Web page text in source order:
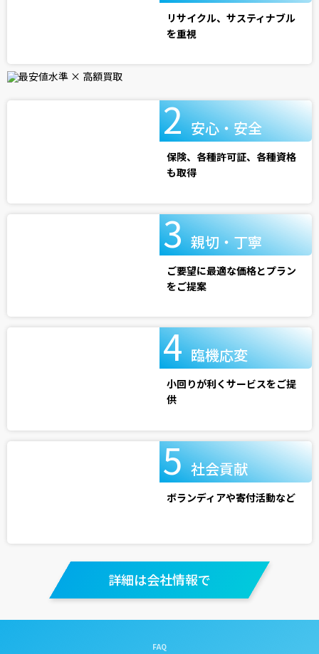
リサイクル、サスティナブル
を重視
安心・安全
保険、各種許可証、各種資格
も取得
親切・丁寧
ご要望に最適な価格とプラン
をご提案
臨機応変
小回りが利くサービスをご提
供
社会貢献
ボランディアや寄付活動など
詳細は会社情報で